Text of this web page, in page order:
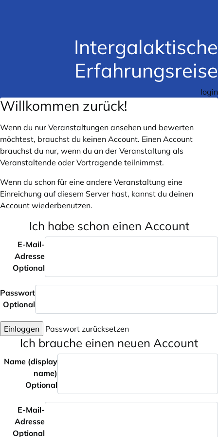
Intergalaktische
Erfahrungsreise
login
Willkommen zurück!
Wenn du nur Veranstaltungen ansehen und bewerten
möchtest, brauchst du keinen Account. Einen Account
brauchst du nur, wenn du an der Veranstaltung als
Veranstaltende oder Vortragende teilnimmst.
Wenn du schon für eine andere Veranstaltung eine
Einreichung auf diesem Server hast, kannst du deinen
Account wiederbenutzen.
Ich habe schon einen Account
E-Mail-
Adresse
Optional
Passwort
Optional
Einloggen Passwort zurücksetzen
Ich brauche einen neuen Account
Name (display
name)
Optional
E-Mail-
Adresse
Optional